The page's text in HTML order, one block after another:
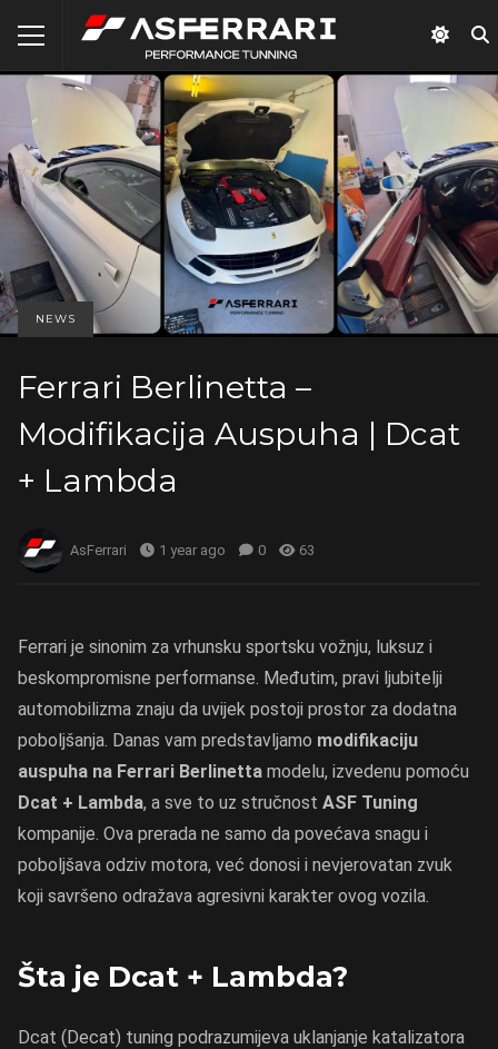
NEWS
Ferrari Berlinetta –
Modifikacija Auspuha | Dcat
+ Lambda
AsFerrari 1 year ago 0 63
Ferrari je sinonim za vrhunsku sportsku vožnju, luksuz i
beskompromisne performanse. Međutim, pravi ljubitelji
automobilizma znaju da uvijek postoji prostor za dodatna
poboljšanja. Danas vam predstavljamo modifikaciju
auspuha na Ferrari Berlinetta modelu, izvedenu pomoću
Dcat + Lambda, a sve to uz stručnost ASF Tuning
kompanije. Ova prerada ne samo da povećava snagu i
poboljšava odziv motora, već donosi i nevjerovatan zvuk
koji savršeno odražava agresivni karakter ovog vozila.
Šta je Dcat + Lambda?
Dcat (Decat) tuning podrazumijeva uklanjanje katalizatora